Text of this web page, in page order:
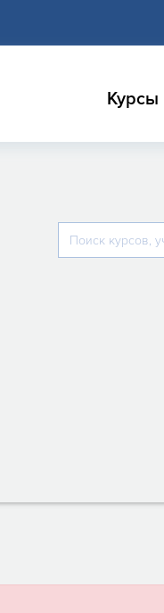
Курсы